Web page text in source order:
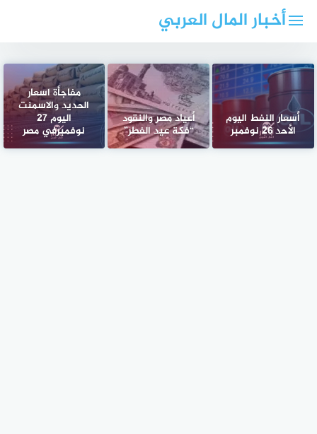
أخبار المال العربي
أسعار النفط اليوم
الأحد 26 نوفمبر
أعياد مصر والنقود
“فكة عيد الفطر”
مفاجأة اسعار
الحديد والاسمنت
اليوم 27
نوفمبرفي مصر